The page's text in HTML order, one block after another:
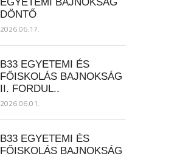
DÖNTŐ
2026.06.17.
B33 EGYETEMI ÉS
FŐISKOLÁS BAJNOKSÁG
II. FORDUL..
2026.06.01.
B33 EGYETEMI ÉS
FŐISKOLÁS BAJNOKSÁG